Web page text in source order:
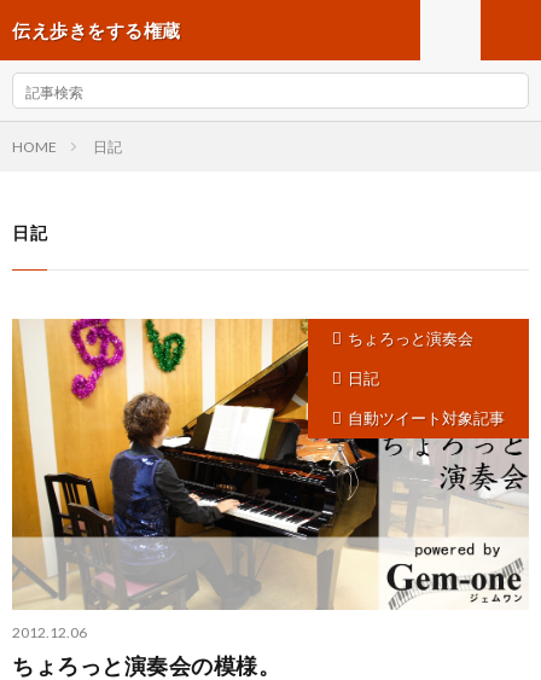
伝え歩きをする権蔵
HOME 日記
日記
ちょろっと演奏会
日記
自動ツイート対象記事
2012.12.06
ちょろっと演奏会の模様。